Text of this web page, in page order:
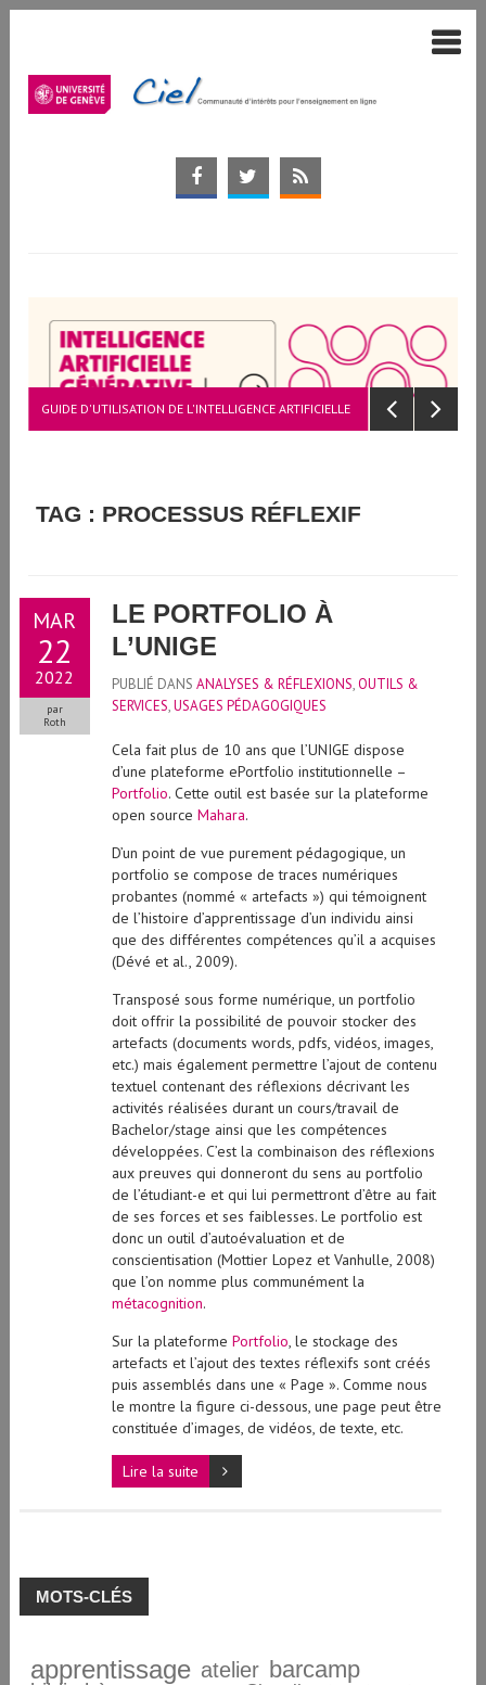
GUIDE D'UTILISATION DE L'INTELLIGENCE ARTIFICIELLE
TAG : PROCESSUS RÉFLEXIF
MAR
22
2022
par
Roth
LE PORTFOLIO À
L’UNIGE
PUBLIÉ DANS ANALYSES & RÉFLEXIONS,OUTILS &
SERVICES,USAGES PÉDAGOGIQUES
Cela fait plus de 10 ans que l’UNIGE dispose
d’une plateforme ePortfolio institutionnelle –
Portfolio. Cette outil est basée sur la plateforme
open source Mahara.
D’un point de vue purement pédagogique, un
portfolio se compose de traces numériques
probantes (nommé « artefacts ») qui témoignent
de l’histoire d’apprentissage d’un individu ainsi
que des différentes compétences qu’il a acquises
(Dévé et al., 2009).
Transposé sous forme numérique, un portfolio
doit offrir la possibilité de pouvoir stocker des
artefacts (documents words, pdfs, vidéos, images,
etc.) mais également permettre l’ajout de contenu
textuel contenant des réflexions décrivant les
activités réalisées durant un cours/travail de
Bachelor/stage ainsi que les compétences
développées. C’est la combinaison des réflexions
aux preuves qui donneront du sens au portfolio
de l’étudiant-e et qui lui permettront d’être au fait
de ses forces et ses faiblesses. Le portfolio est
donc un outil d’autoévaluation et de
conscientisation (Mottier Lopez et Vanhulle, 2008)
que l’on nomme plus communément la
métacognition.
Sur la plateforme Portfolio, le stockage des
artefacts et l’ajout des textes réflexifs sont créés
puis assemblés dans une « Page ». Comme nous
le montre la figure ci-dessous, une page peut être
constituée d’images, de vidéos, de texte, etc.
Lire la suite
MOTS-CLÉS
apprentissage atelier barcamp